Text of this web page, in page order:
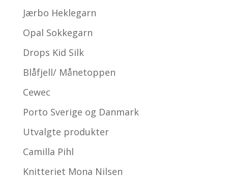
Jærbo Heklegarn
Opal Sokkegarn
Drops Kid Silk
Blåfjell/ Månetoppen
Cewec
Porto Sverige og Danmark
Utvalgte produkter
Camilla Pihl
Knitteriet Mona Nilsen